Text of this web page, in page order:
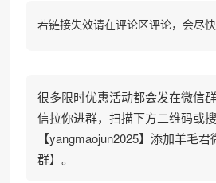
若链接失效请在评论区评论，会尽快
很多限时优惠活动都会发在微信
信拉你进群，扫描下方二维码或
【yangmaojun2025】添加羊毛
群】。